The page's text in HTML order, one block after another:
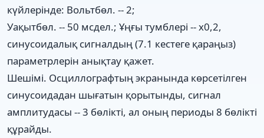
күйлерінде: Вольтбөл. -- 2;
Уақытбөл. -- 50 мсдел.; Ұңғы тумблері -- х0,2,
синусоидалық сигналдың (7.1 кестеге қараңыз)
параметрлерін анықтау қажет.
Шешімі. Осциллографтың экранында көрсетілген
синусоидадан шығатын қорытынды, сигнал
амплитудасы -- 3 бөлікті, ал оның периоды 8 бөлікті
құрайды.